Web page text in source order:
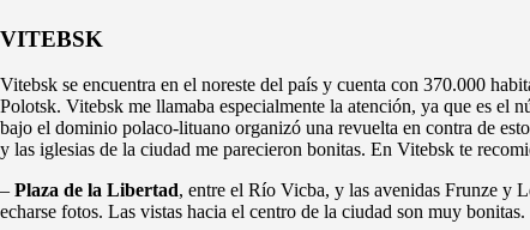
VITEBSK
Vitebsk se encuentra en el noreste del país y cuenta con 370.000
Polotsk. Vitebsk me llamaba especialmente la atención, ya que es el
bajo el dominio polaco-lituano organizó una revuelta en contra de
y las iglesias de la ciudad me parecieron bonitas. En Vitebsk te
– Plaza de la Libertad, entre el Río Vicba, y las avenidas Frunze y
echarse fotos. Las vistas hacia el centro de la ciudad son muy bonitas.